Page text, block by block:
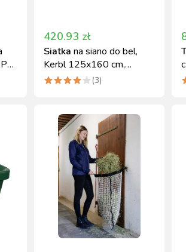
420.93 zł
Siatka na siano do bel,
Kerbl 125x160 cm,
zielona
(3)